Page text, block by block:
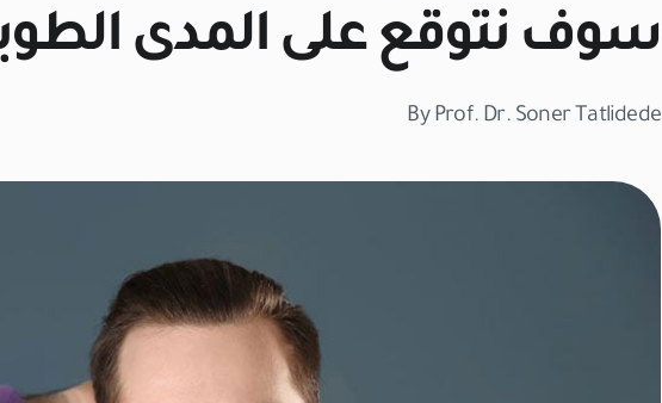
سوف نتوقع على المدى
By Prof. Dr. Soner Tatlidede